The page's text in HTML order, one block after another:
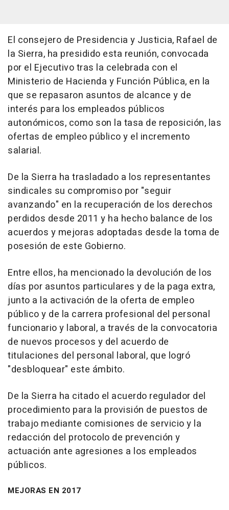
El consejero de Presidencia y Justicia, Rafael de
la Sierra, ha presidido esta reunión, convocada
por el Ejecutivo tras la celebrada con el
Ministerio de Hacienda y Función Pública, en la
que se repasaron asuntos de alcance y de
interés para los empleados públicos
autonómicos, como son la tasa de reposición, las
ofertas de empleo público y el incremento
salarial.
De la Sierra ha trasladado a los representantes
sindicales su compromiso por "seguir
avanzando" en la recuperación de los derechos
perdidos desde 2011 y ha hecho balance de los
acuerdos y mejoras adoptadas desde la toma de
posesión de este Gobierno.
Entre ellos, ha mencionado la devolución de los
días por asuntos particulares y de la paga extra,
junto a la activación de la oferta de empleo
público y de la carrera profesional del personal
funcionario y laboral, a través de la convocatoria
de nuevos procesos y del acuerdo de
titulaciones del personal laboral, que logró
"desbloquear" este ámbito.
De la Sierra ha citado el acuerdo regulador del
procedimiento para la provisión de puestos de
trabajo mediante comisiones de servicio y la
redacción del protocolo de prevención y
actuación ante agresiones a los empleados
públicos.
MEJORAS EN 2017